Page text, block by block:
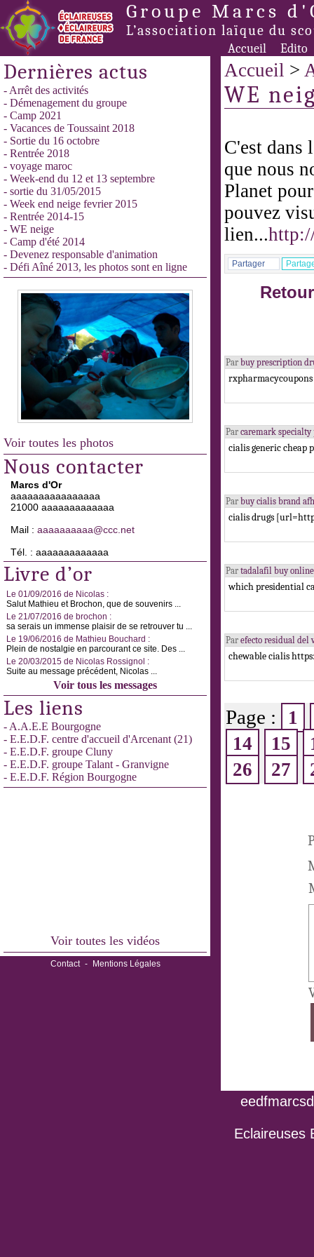
Groupe Marcs
L’association laïque du
Accueil Edito
Dernières actus
- Arrêt des activités
- Démenagement du groupe
- Camp 2021
- Vacances de Toussaint 2018
- Sortie du 16 octobre
- Rentrée 2018
- voyage maroc
- Week-end du 12 et 13 septembre
- sortie du 31/05/2015
- Week end neige fevrier 2015
- Rentrée 2014-15
- WE neige
- Camp d'été 2014
- Devenez responsable d'animation
- Défi Aîné 2013, les photos sont en ligne
Voir toutes les photos
Nous contacter
Marcs d'Or
aaaaaaaaaaaaaaaa
21000 aaaaaaaaaaaaa
Mail : aaaaaaaaaa@ccc.net
Tél. : aaaaaaaaaaaaa
Livre d’or
Le 01/09/2016 de Nicolas :
Salut Mathieu et Brochon, que de souvenirs ...
Le 21/07/2016 de brochon :
sa serais un immense plaisir de se retrouver tu ...
Le 19/06/2016 de Mathieu Bouchard :
Plein de nostalgie en parcourant ce site. Des ...
Le 20/03/2015 de Nicolas Rossignol :
Suite au message précédent, Nicolas ...
Voir tous les messages
Les liens
- A.A.E.E Bourgogne
- E.E.D.F. centre d'accueil d'Arcenant (21)
- E.E.D.F. groupe Cluny
- E.E.D.F. groupe Talant - Granvigne
- E.E.D.F. Région Bourgogne
Voir toutes les vidéos
Contact - Mentions Légales
Accueil >
WE
C'est dans
que nous
Planet
pouvez
lien...
Partager
Par buy prescription
Par caremark specialty
cialis generic cheap
Par buy cialis brand
cialis drugs
Par tadalafil buy
which presidential
Par efecto residual
chewable cialis
Page :
1
14
15
26
27
Eclaireuses